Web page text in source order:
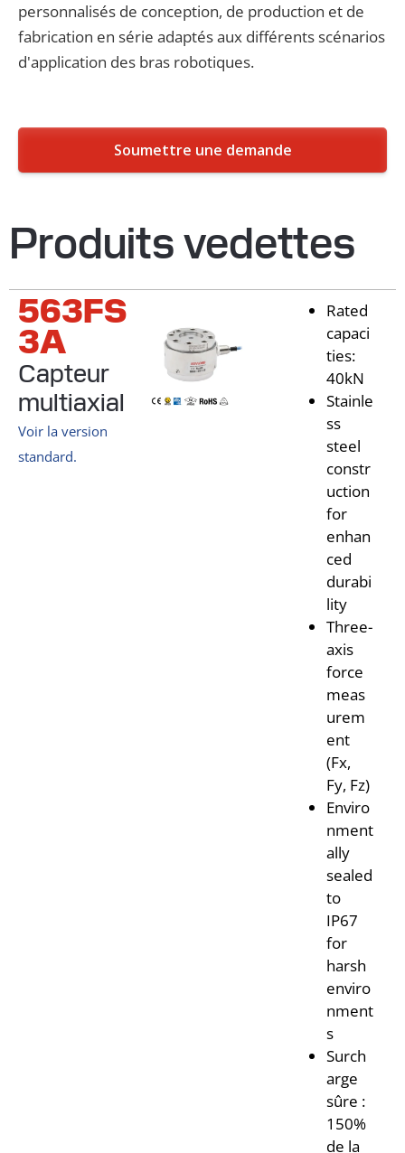
personnalisés de conception, de production et de
fabrication en série adaptés aux différents scénarios
d'application des bras robotiques.
Soumettre une demande
Produits vedettes
563FS
3A
Capteur
multiaxial
Voir la version
standard.
Rated
capaci
ties:
40kN
Stainle
ss
steel
constr
uction
for
enhan
ced
durabi
lity
Three-
axis
force
meas
urem
ent
(Fx,
Fy, Fz)
Enviro
nment
ally
sealed
to
IP67
for
harsh
enviro
nment
s
Surch
arge
sûre :
150%
de la